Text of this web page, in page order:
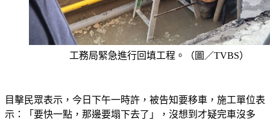
工務局緊急進行回填工程。（圖／TVBS）
目擊民眾表示，今日下午一時許，被告知要移車，施工單位表
示：「要快一點，那邊要塌下去了」，沒想到才疑完車沒多